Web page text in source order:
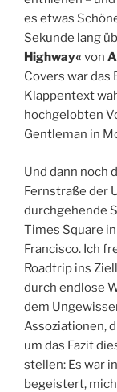
es etwas
Sekunde lang
Highway« von
Covers war das
Klappentext
hochgelobten
Gentleman in
Und dann noch
Fernstraße der
durchgehende
Times Square
Francisco. Ich
Roadtrip ins
durch endlose
dem
Assoziationen,
um das Fazit
stellen: Es war
begeistert,